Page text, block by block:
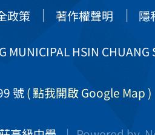
政策 著作權聲明 隱
HSIN CHUANG
號( 點我開啟 Google Map )